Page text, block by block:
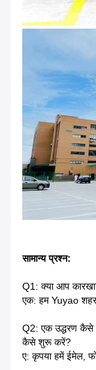
सामान्य प्रश्न:
Q1: क्या आप
एक: हम Yuyao
Q2: एक उद्धरण कैसे
कैसे शुरू करें?
ए: कृपया हमें ईमेल,